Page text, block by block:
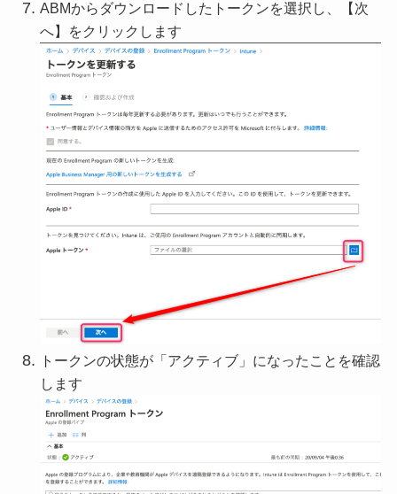
ABMからダウンロードしたトークンを選択し、【次
へ】をクリックします
トークンの状態が「アクティブ」になったことを確認
します